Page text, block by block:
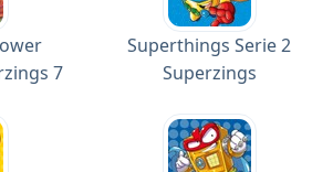
7
Superthings Serie 2
Superzings